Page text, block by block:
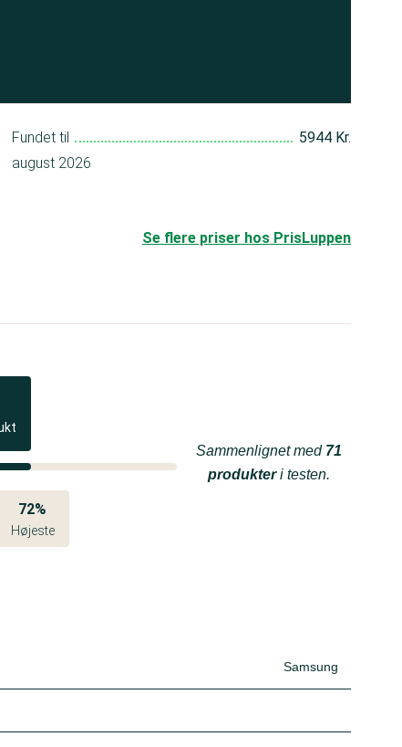
Fundet til
5944 Kr.
august 2026
Se flere priser hos PrisLuppen
72%
Højeste
Sammenlignet med 71
produkteri testen.
Samsung